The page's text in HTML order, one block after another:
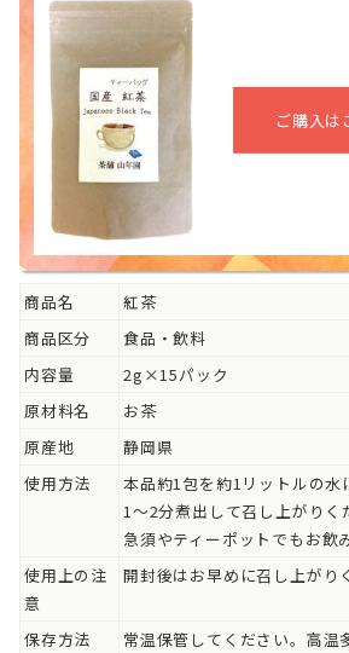
商品名
紅茶
商品区分
食品・飲料
内容量
2g×15パック
原材料名
お茶
原産地
静岡県
使用方法
本品約1包を約1リットルの水
1～2分煮出して召し上がりく
急須やティーポットでもお飲
使用上の注
意
開封後はお早めに召し上がり
保存方法
常温保管してください。高温